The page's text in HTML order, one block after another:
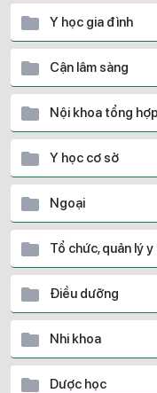
Y học gia đình
Cận lâm sàng
Nội khoa tổng hợp
Y học cơ sở
Ngoại
Tổ chức, quản lý y
Điều dưỡng
Nhi khoa
Dược học